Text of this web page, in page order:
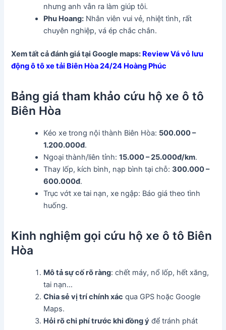
nhưng anh vẫn ra làm giúp tôi.
Phu Hoang: Nhân viên vui vẻ, nhiệt tình, rất
chuyên nghiệp, vá ép chắc chắn.
Xem tất cả đánh giá tại Google maps: Review Vá vỏ lưu
động ô tô xe tải Biên Hòa 24/24 Hoàng Phúc
Bảng giá tham khảo cứu hộ xe ô tô
Biên Hòa
Kéo xe trong nội thành Biên Hòa: 500.000 –
1.200.000đ.
Ngoại thành/liên tỉnh:15.000 – 25.000đ/km.
Thay lốp, kích bình, nạp bình tại chỗ:300.000 –
600.000đ.
Trục vớt xe tai nạn, xe ngập: Báo giá theo tình
huống.
Kinh nghiệm gọi cứu hộ xe ô tô Biên
Hòa
Mô tả sự cố rõ ràng: chết máy, nổ lốp, hết xăng,
tai nạn…
Chia sẻ vị trí chính xác qua GPS hoặc Google
Maps.
Hỏi rõ chi phí trước khi đồng ý để tránh phát